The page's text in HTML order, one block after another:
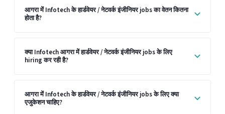
आगरा में Infotech के हार्डवेयर / नेटवर्क इंजीनियर jobs का वेतन कितना
होता है?
क्या Infotech आगरा में हार्डवेयर / नेटवर्क इंजीनियर jobs के लिए
hiring कर रही है?
आगरा में Infotech के हार्डवेयर / नेटवर्क इंजीनियर jobs के लिए क्या
एजुकेशन चाहिए?